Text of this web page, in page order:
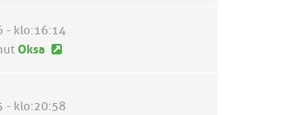
i
i
e
i
i
n
- klo:16:14
Oksa
U
i
- klo:20:58